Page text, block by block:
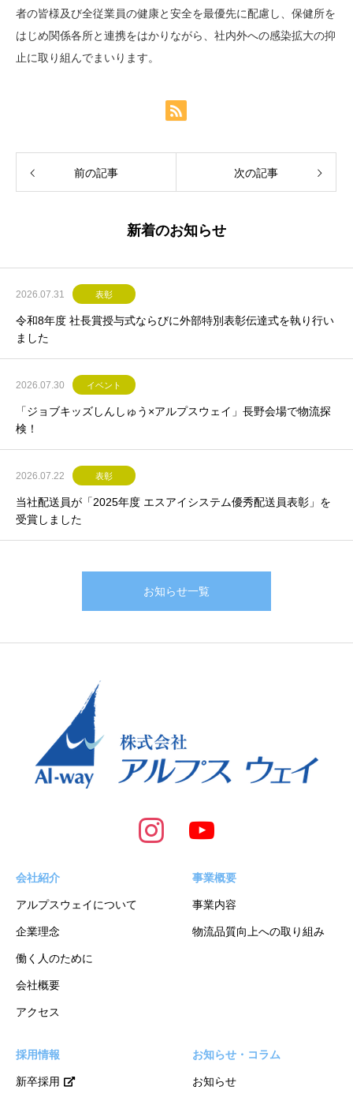
者の皆様及び全従業員の健康と安全を最優先に配慮し、保健所を
はじめ関係各所と連携をはかりながら、社内外への感染拡大の抑
止に取り組んでまいります。
前の記事 次の記事
新着のお知らせ
2026.07.31 表彰
令和8年度 社長賞授与式ならびに外部特別表彰伝達式を執り行い
ました
2026.07.30 イベント
「ジョブキッズしんしゅう×アルプスウェイ」長野会場で物流探
検！
2026.07.22 表彰
当社配送員が「2025年度 エスアイシステム優秀配送員表彰」を
受賞しました
お知らせ一覧
会社紹介
アルプスウェイについて
企業理念
働く人のために
会社概要
アクセス
事業概要
事業内容
物流品質向上への取り組み
採用情報
新卒採用
お知らせ・コラム
お知らせ